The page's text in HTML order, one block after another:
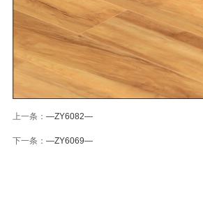
上一条： —ZY6082—
下一条： —ZY6069—